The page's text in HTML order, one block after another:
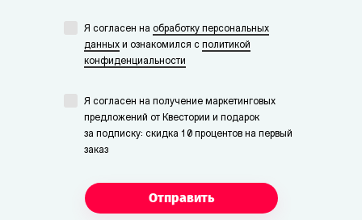
Я согласен на обработку персональных
данных и ознакомился с политикой
конфиденциальности
Я согласен на получение маркетинговых
предложений от Квестории и подарок
за подписку: скидка 10 процентов на первый
заказ
Отправить